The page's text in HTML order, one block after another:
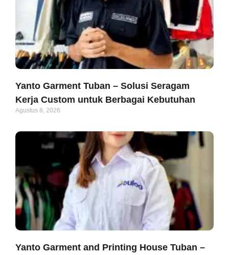
Yanto Garment Tuban – Solusi Seragam
Kerja Custom untuk Berbagai Kebutuhan
Agustus 8, 2026
Yanto Garment and Printing House Tuban –